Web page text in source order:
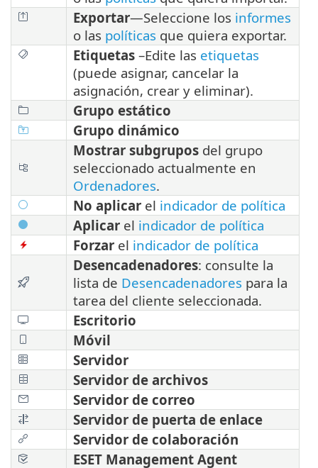
Exportar—Seleccione los informes
o las políticas que quiera exportar.
Etiquetas –Edite las etiquetas
(puede asignar, cancelar la
asignación, crear y eliminar).
Grupo estático
Grupo dinámico
Mostrar subgrupos del grupo
seleccionado actualmente en
Ordenadores.
No aplicar el indicador de política
Aplicar el indicador de política
Forzar el indicador de política
Desencadenadores: consulte la
lista de Desencadenadores para la
tarea del cliente seleccionada.
Escritorio
Móvil
Servidor
Servidor de archivos
Servidor de correo
Servidor de puerta de enlace
Servidor de colaboración
ESET Management Agent